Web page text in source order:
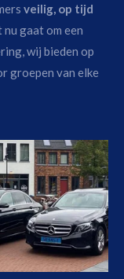
veilig, op tijd
gaat om een
wij bieden op
groepen van elke